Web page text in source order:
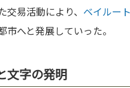
易活動により、 ベイルート
市へと発展していった。
文字の発明